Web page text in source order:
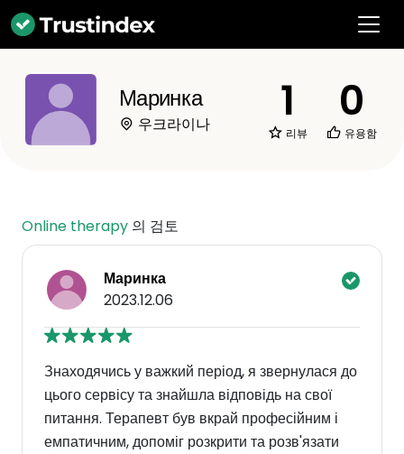
Маринка
우크라이나 1
리뷰
0
유용함
Online therapy 의 검토
Маринка
2023.12.06
Знаходячись у важкий період, я звернулася до
цього сервісу та знайшла відповідь на свої
питання. Терапевт був вкрай професійним і
емпатичним, допоміг розкрити та розв'язати